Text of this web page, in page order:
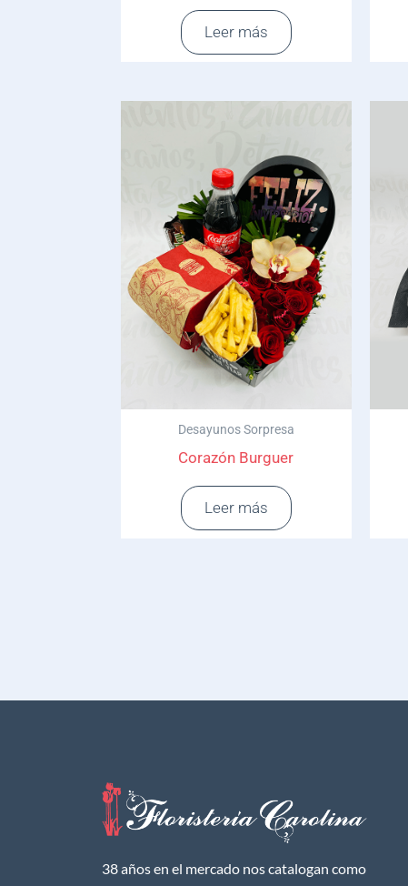
Leer más
Desayunos Sorpresa
Corazón Burguer
Leer más
38 años en el mercado nos catalogan como